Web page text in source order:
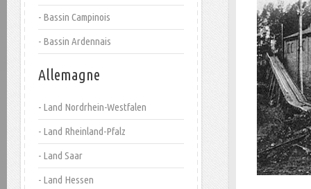
- Bassin Campinois
- Bassin Ardennais
Allemagne
- Land Nordrhein-Westfalen
- Land Rheinland-Pfalz
- Land Saar
- Land Hessen